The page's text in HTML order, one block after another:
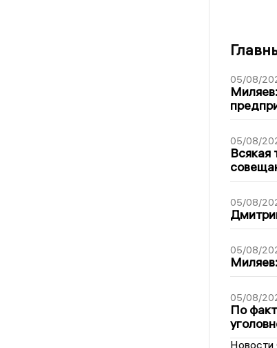
05/08/
05/08/
Всякая
05/08/
05/08/
05/08/
По